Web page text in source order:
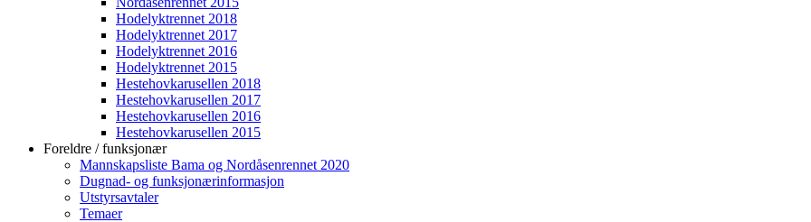
Hodelyktrennet 2018
Hodelyktrennet 2017
Hodelyktrennet 2016
Hodelyktrennet 2015
Hestehovkarusellen 2018
Hestehovkarusellen 2017
Hestehovkarusellen 2016
Hestehovkarusellen 2015
Foreldre / funksjonær
Mannskapsliste Bama og Nordåsenrennet 2020
Dugnad- og funksjonærinformasjon
Utstyrsavtaler
Temaer